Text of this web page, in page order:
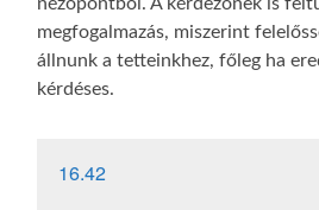
megfogalmazás, miszerint
állnunk a tetteinkhez, főleg ha
kérdéses.
16.42